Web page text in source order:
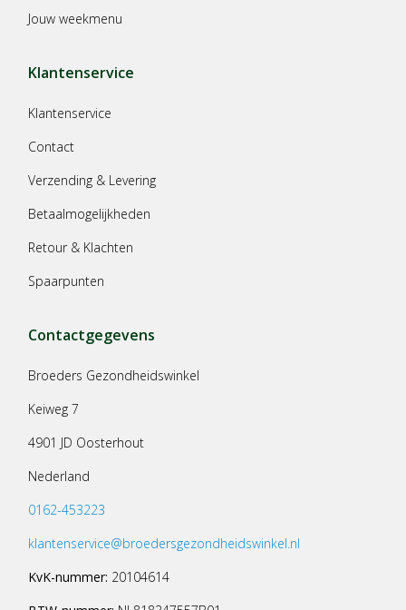
Jouw weekmenu
Klantenservice
Klantenservice
Contact
Verzending & Levering
Betaalmogelijkheden
Retour & Klachten
Spaarpunten
Contactgegevens
Broeders Gezondheidswinkel
Keiweg 7
4901 JD Oosterhout
Nederland
0162-453223
klantenservice@broedersgezondheidswinkel.nl
KvK-nummer: 20104614